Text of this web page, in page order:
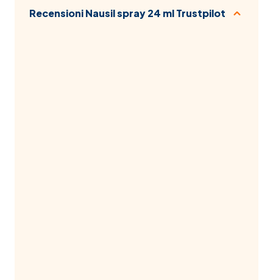
Recensioni Nausil spray 24 ml Trustpilot